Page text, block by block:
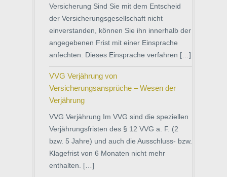
Versicherung Sind Sie mit dem Entscheid
der Versicherungsgesellschaft nicht
einverstanden, können Sie ihn innerhalb der
angegebenen Frist mit einer Einsprache
anfechten. Dieses Einsprache verfahren […]
VVG Verjährung von
Versicherungsansprüche – Wesen der
Verjährung
VVG Verjährung Im VVG sind die speziellen
Verjährungsfristen des § 12 VVG a. F. (2
bzw. 5 Jahre) und auch die Ausschluss- bzw.
Klagefrist von 6 Monaten nicht mehr
enthalten. […]